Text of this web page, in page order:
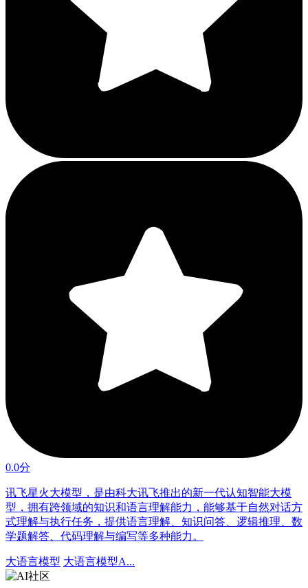
0.0分
讯飞星火大模型，是由科大讯飞推出的新一代认知智能大模
型，拥有跨领域的知识和语言理解能力，能够基于自然对话方
式理解与执行任务，提供语言理解、知识问答、逻辑推理、数
学题解答、代码理解与编写等多种能力。
大语言模型 大语言模型A...